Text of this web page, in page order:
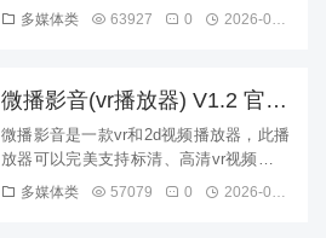
车载DVR录像，功能主要为文件查询和录
多媒体类 63927 0 2026-08-09
微播影音(vr播放器) V1.2 官方
最新版
微播影音是一款vr和2d视频播放器，此播
放器可以完美支持标清、高清vr视频等，
支持360度全视角操控播放，让用户更好
多媒体类 57079 0 2026-08-09